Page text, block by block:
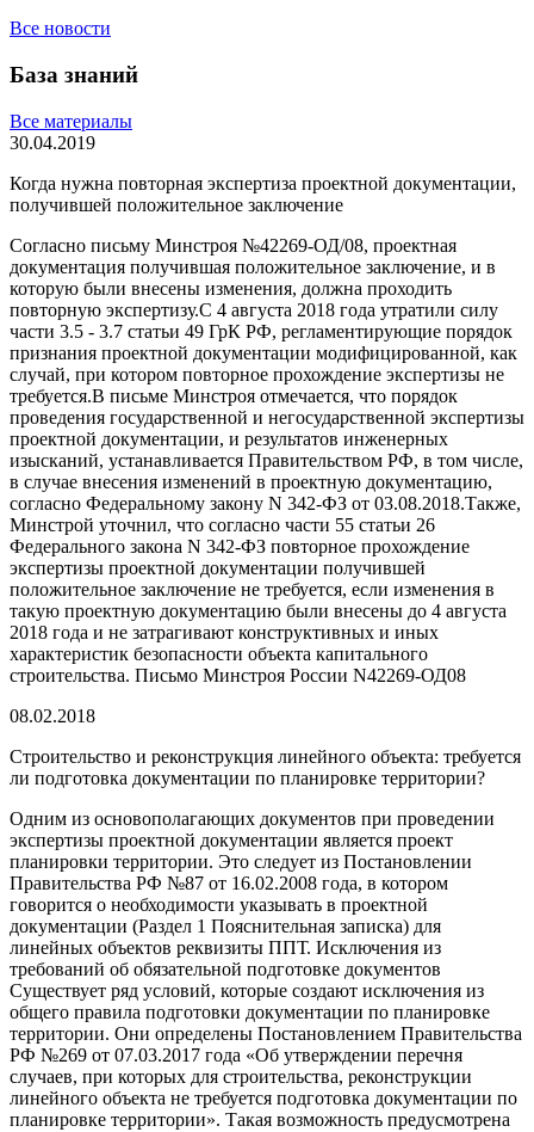
Все новости
База знаний
Все материалы
30.04.2019
Когда нужна повторная экспертиза проектной документации,
получившей положительное заключение
Согласно письму Минстроя №42269-ОД/08, проектная
документация получившая положительное заключение, и в
которую были внесены изменения, должна проходить
повторную экспертизу.С 4 августа 2018 года утратили силу
части 3.5 - 3.7 статьи 49 ГрК РФ, регламентирующие порядок
признания проектной документации модифицированной, как
случай, при котором повторное прохождение экспертизы не
требуется.В письме Минстроя отмечается, что порядок
проведения государственной и негосударственной экспертизы
проектной документации, и результатов инженерных
изысканий, устанавливается Правительством РФ, в том числе,
в случае внесения изменений в проектную документацию,
согласно Федеральному закону N 342-ФЗ от 03.08.2018.Также,
Минстрой уточнил, что согласно части 55 статьи 26
Федерального закона N 342-ФЗ повторное прохождение
экспертизы проектной документации получившей
положительное заключение не требуется, если изменения в
такую проектную документацию были внесены до 4 августа
2018 года и не затрагивают конструктивных и иных
характеристик безопасности объекта капитального
строительства. Письмо Минстроя России N42269-ОД08
08.02.2018
Строительство и реконструкция линейного объекта: требуется
ли подготовка документации по планировке территории?
Одним из основополагающих документов при проведении
экспертизы проектной документации является проект
планировки территории. Это следует из Постановлении
Правительства РФ №87 от 16.02.2008 года, в котором
говорится о необходимости указывать в проектной
документации (Раздел 1 Пояснительная записка) для
линейных объектов реквизиты ППТ. Исключения из
требований об обязательной подготовке документов
Существует ряд условий, которые создают исключения из
общего правила подготовки документации по планировке
территории. Они определены Постановлением Правительства
РФ №269 от 07.03.2017 года «Об утверждении перечня
случаев, при которых для строительства, реконструкции
линейного объекта не требуется подготовка документации по
планировке территории». Такая возможность предусмотрена